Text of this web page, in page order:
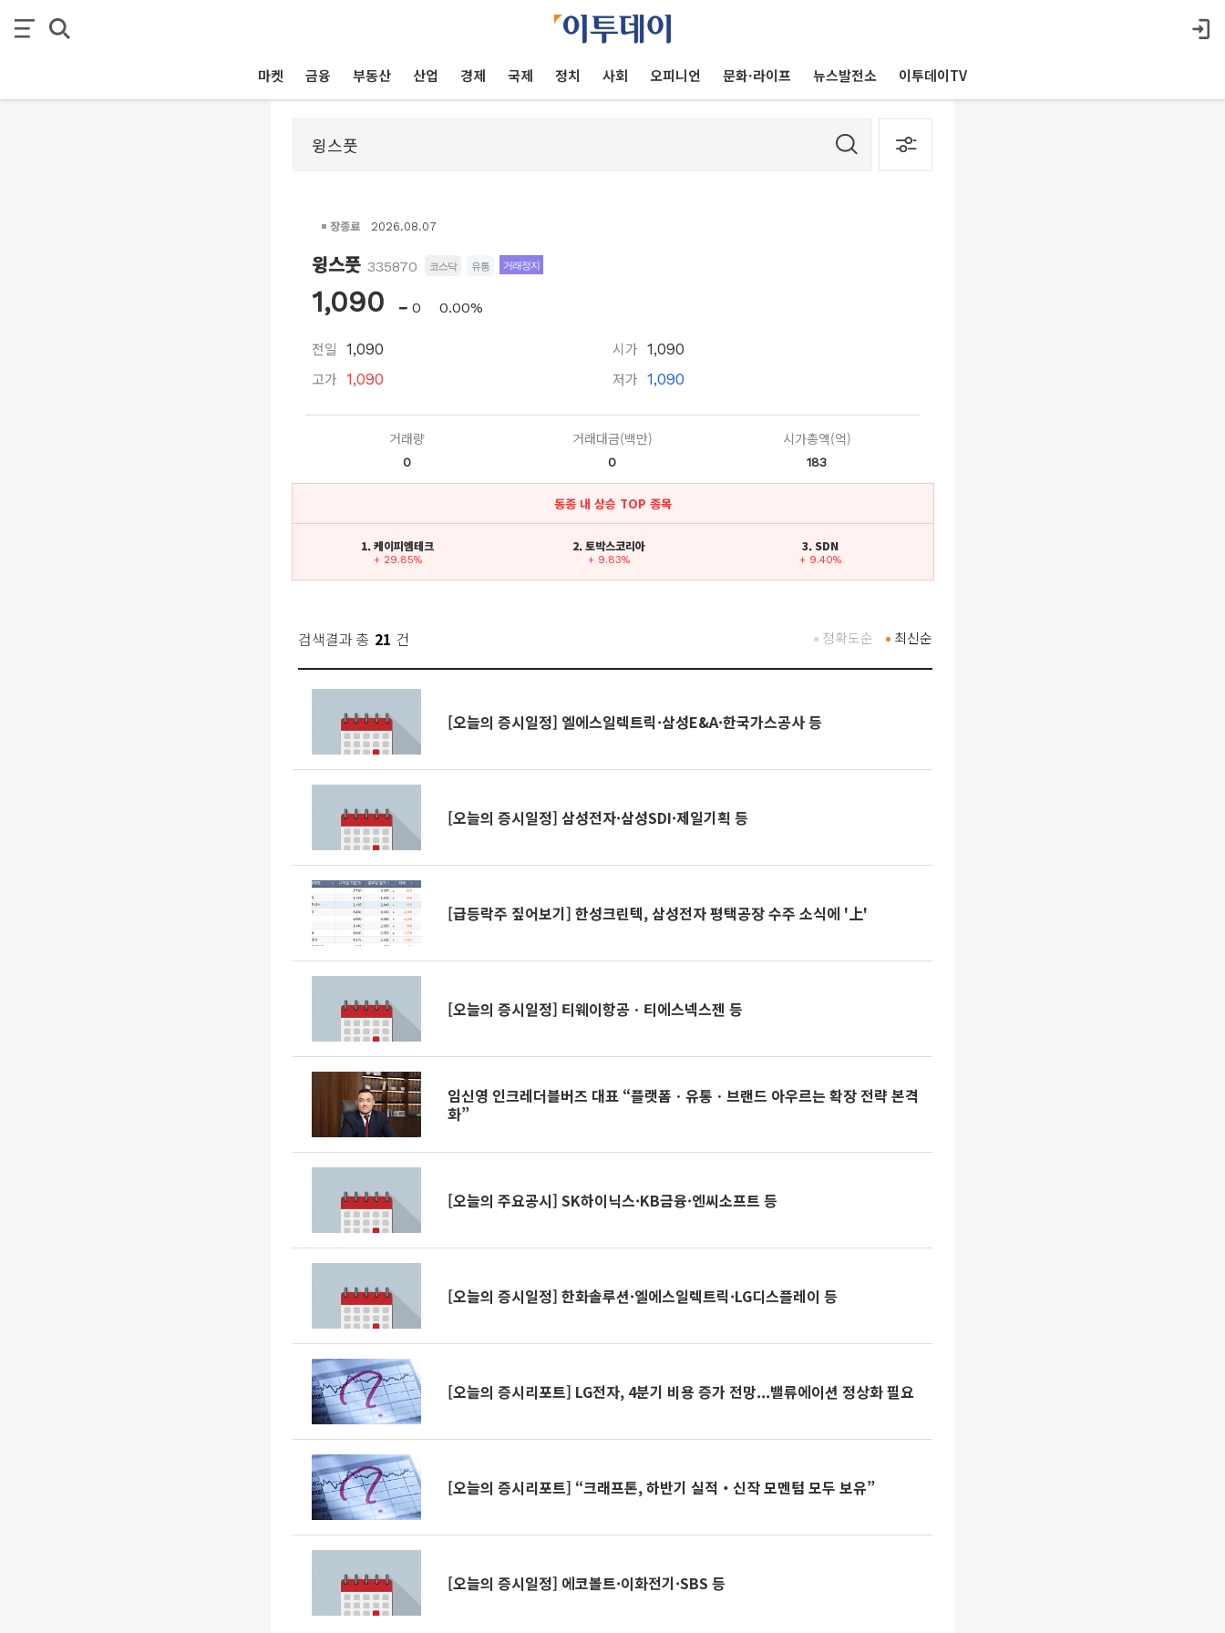
마켓 금융 부동산 산업 경제 국제 정치 사회 오피니언 문화·라이프 뉴스발전소 이투데이TV
장종료 2026.08.07
윙스풋 335870 코스닥 유통 거래정지
1,090 0 0.00%
전일 1,090
고가 1,090
시가 1,090
저가 1,090
거래량
0
거래대금(백만)
0
시가총액(억)
183
동종 내 상승 TOP 종목
1. 케이피엠테크
+ 29.85%
2. 토박스코리아
+ 9.83%
3. SDN
+ 9.40%
검색결과 총 21 건 최신순
정확도순
[오늘의 증시일정] 엘에스일렉트릭·삼성E&A·한국가스공사 등
[오늘의 증시일정] 삼성전자·삼성SDI·제일기획 등
[급등락주 짚어보기] 한성크린텍, 삼성전자 평택공장 수주 소식에 '上'
[오늘의 증시일정] 티웨이항공ㆍ티에스넥스젠 등
임신영 인크레더블버즈 대표 “플랫폼ㆍ유통ㆍ브랜드 아우르는 확장 전략 본격
화”
[오늘의 주요공시] SK하이닉스·KB금융·엔씨소프트 등
[오늘의 증시일정] 한화솔루션·엘에스일렉트릭·LG디스플레이 등
[오늘의 증시리포트] LG전자, 4분기 비용 증가 전망...밸류에이션 정상화 필요
[오늘의 증시리포트] “크래프톤, 하반기 실적‧신작 모멘텀 모두 보유”
[오늘의 증시일정] 에코볼트·이화전기·SBS 등